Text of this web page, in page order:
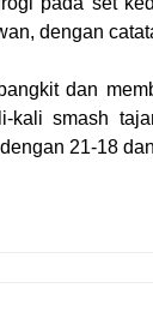
dengan
dan
kali smash
21-18